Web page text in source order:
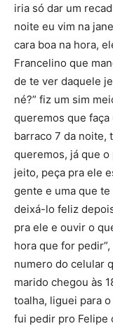
iria só dar um
noite eu vim na
cara boa na hora,
Francelino que
de te ver daquele
né?” fiz um sim
queremos que
barraco 7 da noite,
queremos, já que
jeito, peça pra ele
gente e uma que
deixá-lo feliz
pra ele e ouvir o
hora que for
numero do celular
marido chegou às
toalha, liguei para
fui pedir pro Felipe